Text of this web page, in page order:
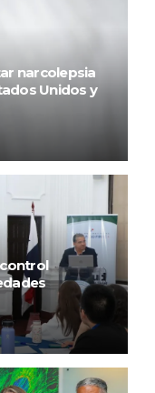
narcolepsia
Unidos y